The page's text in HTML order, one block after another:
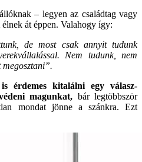
– legyen az családtag vagy
át éppen. Valahogy így:
de most csak annyit tudunk
Nem tudunk, nem
megosztani”.
érdemes kitalálni egy válasz-
magunkat, bár legtöbbször
mondat jönne a szánkra. Ezt